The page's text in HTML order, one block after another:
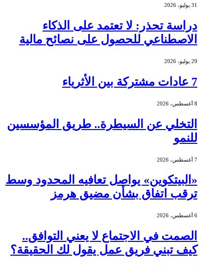
31 يوليو، 2026
دراسة تحذر: لا تعتمد على الذكاء
الاصطناعي للحصول على نصائح مالية
29 يوليو، 2026
7 عادات مشتركة بين الأثرياء
8 أغسطس، 2026
التخلي عن السيطرة.. طريق المؤسسين
للنمو
7 أغسطس، 2026
«البيتكوين» يواصل تعافيه المحدود وسط
ترقب اتفاق بشأن مضيق هرمز
6 أغسطس، 2026
الصمت في الاجتماع لا يعني التوافق..
كيف تبني فريق عمل يقول لك الحقيقة؟